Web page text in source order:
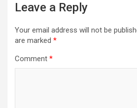
Leave a Reply
Your email address will not be
are marked *
Comment *